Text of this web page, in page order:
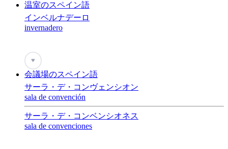
温室のスペイン語
インベルナデーロ
invernadero
♥
会議場のスペイン語
サーラ・デ・コンヴェンシオン
sala de convención
サーラ・デ・コンベンシオネス
sala de convenciones